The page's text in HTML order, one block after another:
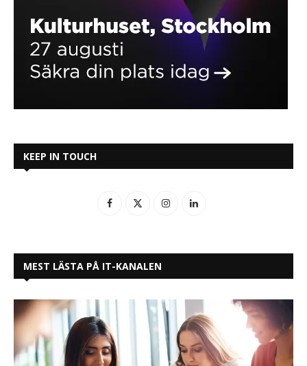
KEEP IN TOUCH
MEST LÄSTA PÅ IT-KANALEN